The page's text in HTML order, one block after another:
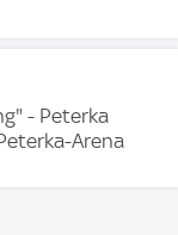
- Peterka
Arena